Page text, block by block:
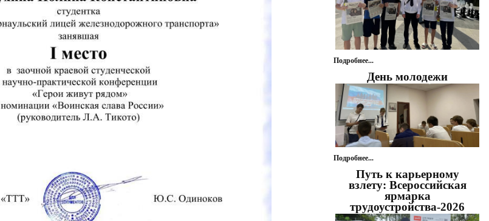
Подробнее...
День молодежи
Подробнее...
Путь к карьерному
взлету: Всероссийская
ярмарка
трудоустройства-2026